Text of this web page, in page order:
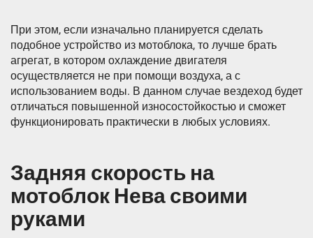
При этом, если изначально планируется сделать
подобное устройство из мотоблока, то лучше брать
агрегат, в котором охлаждение двигателя
осуществляется не при помощи воздуха, а с
использованием воды. В данном случае вездеход будет
отличаться повышенной износостойкостью и сможет
функционировать практически в любых условиях.
Задняя скорость на
мотоблок Нева своими
руками